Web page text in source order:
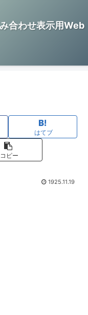
合わせ表示用Web
はてブ
コピー
1925.11.19